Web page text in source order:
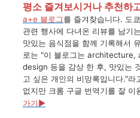
평소 즐겨보시거나 추천하
a+e 블로그를 즐겨찾습니다. 도
관련 행사에 다녀온 리뷰를 남기
맛있는 음식점을 함께 기록해서
로는 "이 블로그는 architecture,
design 등을 감상 한 후, 맛있는
고 싶은 개인의 비망록입니다."라
없지만 크롬 구글 번역기를 잘 이
가기▶